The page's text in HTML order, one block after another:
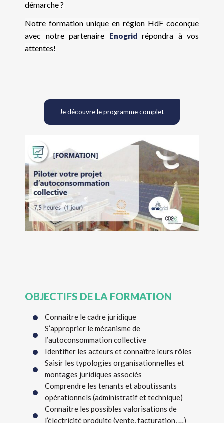
démarche ?
Notre formation unique en région HdF coconçue
avec notre partenaire
Enogrid répondra à vos
attentes!
Je découvre le programme complet
OBJECTIFS DE LA FORMATION
Connaître le cadre juridique
S’approprier le mécanisme de
l’autoconsommation collective
Identifier les acteurs et connaître leurs rôles
Saisir les typologies organisationnelles et
montages juridiques associés
Comprendre les tenants et aboutissants
opérationnels (administratif et technique)
Connaître les possibles valorisations de
l’électricité produite (vente, facturation, …)